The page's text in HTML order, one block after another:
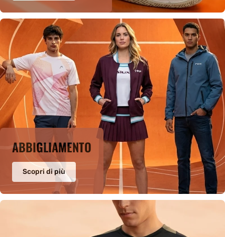
ABBIGLIAMENTO
Scopri di più